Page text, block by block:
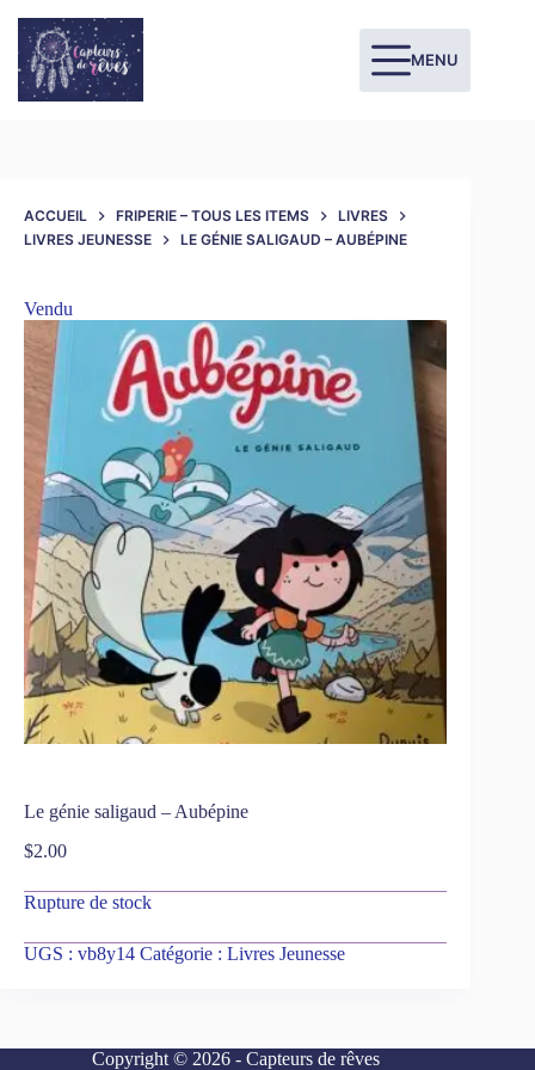
MENU
ACCUEIL FRIPERIE – TOUS LES ITEMS
LIVRES
LIVRES JEUNESSE
LE GÉNIE SALIGAUD – AUBÉPINE
Vendu
Le génie saligaud – Aubépine
$2.00
Rupture de stock
UGS : vb8y14 Catégorie : Livres Jeunesse
Copyright © 2026 - Capteurs de rêves